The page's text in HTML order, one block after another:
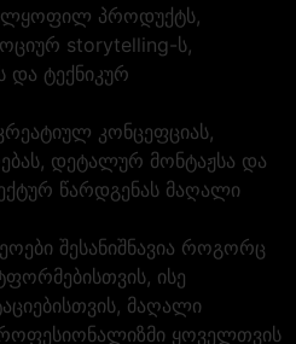
პროდუქტს,
storytelling-ს,
და ტექნიკურ
კონცეფციას,
დეტალურ მონტაჟსა და
წარდგენას მაღალი
შესანიშნავია როგორც
ისე
მაღალი
ყოველთვის